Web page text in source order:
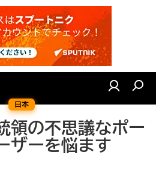
日本
領の不思議なポー
ーを悩ます